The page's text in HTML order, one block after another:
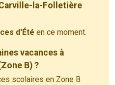
la-Folletière
d'Été en ce moment.
vacances à
B) ?
scolaires en Zone B